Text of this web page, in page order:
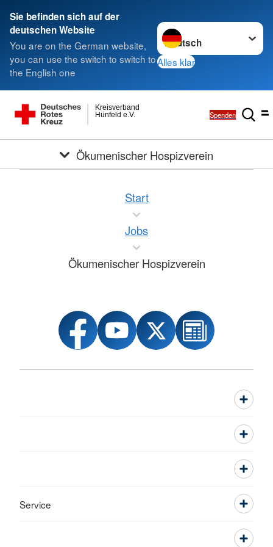
Sie befinden sich auf der
deutschen Website
You are on the German website,
you can use the switch to switch to
the English one
Sprache wechseln zu
Alles klar
Hünfeld e.V.
Kreisverband
Spenden
Ökumenischer Hospizverein
Start
Jobs
Ökumenischer Hospizverein
Service